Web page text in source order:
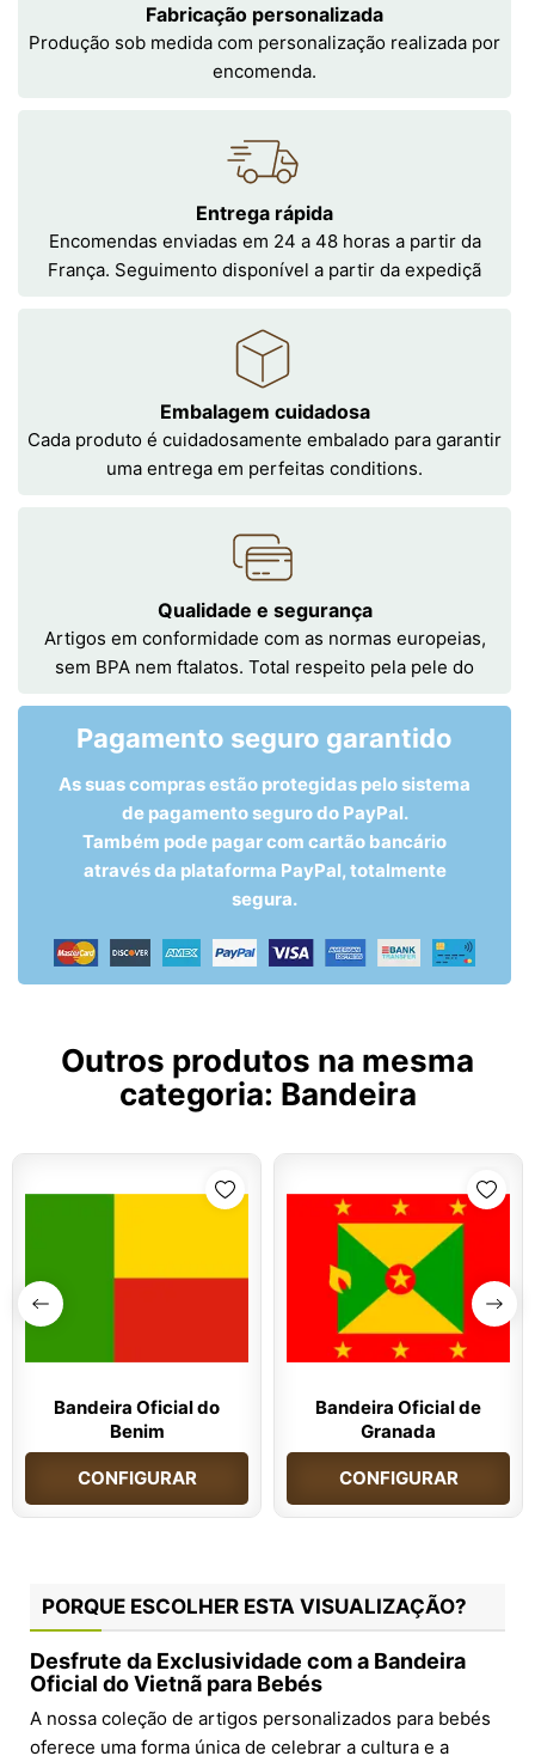
Fabricação personalizada
Produção sob medida com personalização realizada por
encomenda.
Entrega rápida
Encomendas enviadas em 24 a 48 horas a partir da
França. Seguimento disponível a partir da expediçã
Embalagem cuidadosa
Cada produto é cuidadosamente embalado para garantir
uma entrega em perfeitas conditions.
Qualidade e segurança
Artigos em conformidade com as normas europeias,
sem BPA nem ftalatos. Total respeito pela pele do
Pagamento seguro garantido
As suas compras estão protegidas pelo sistema
de pagamento seguro do PayPal.
Também pode pagar com cartão bancário
através da plataforma PayPal, totalmente
segura.
Outros produtos na mesma
categoria: Bandeira
Bandeira Oficial do
Benim
CONFIGURAR
Bandeira Oficial de
Granada
CONFIGURAR
PORQUE ESCOLHER ESTA VISUALIZAÇÃO?
Desfrute da Exclusividade com a Bandeira
Oficial do Vietnã para Bebés
A nossa coleção de artigos personalizados para bebés
oferece uma forma única de celebrar a cultura e a